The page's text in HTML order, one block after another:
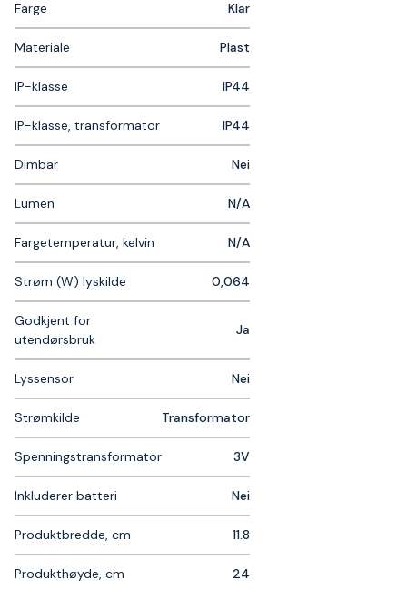
Farge Klar
Materiale Plast
IP-klasse IP44
IP-klasse, transformator IP44
Dimbar Nei
Lumen N/A
Fargetemperatur, kelvin N/A
Strøm (W) lyskilde 0,064
Godkjent for
utendørsbruk
Ja
Lyssensor Nei
Strømkilde Transformator
Spenningstransformator 3V
Inkluderer batteri Nei
Produktbredde, cm 11.8
Produkthøyde, cm 24